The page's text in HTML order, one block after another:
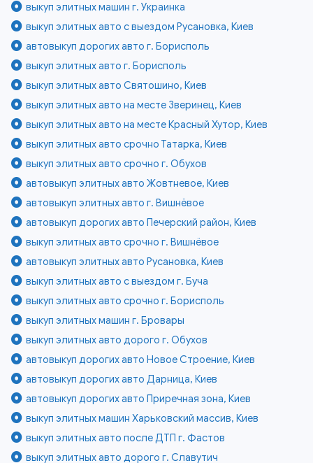
выкуп элитных машин г. Украинка
выкуп элитных авто с выездом Русановка, Киев
автовыкуп дорогих авто г. Борисполь
выкуп элитных авто г. Борисполь
выкуп элитных авто Святошино, Киев
выкуп элитных авто на месте Зверинец, Киев
выкуп элитных авто на месте Красный Хутор, Киев
выкуп элитных авто срочно Татарка, Киев
выкуп элитных авто срочно г. Обухов
автовыкуп элитных авто Жовтневое, Киев
автовыкуп элитных авто г. Вишнёвое
автовыкуп дорогих авто Печерский район, Киев
выкуп элитных авто срочно г. Вишнёвое
автовыкуп элитных авто Русановка, Киев
выкуп элитных авто с выездом г. Буча
выкуп элитных авто срочно г. Борисполь
выкуп элитных машин г. Бровары
выкуп элитных авто дорого г. Обухов
автовыкуп дорогих авто Новое Строение, Киев
автовыкуп дорогих авто Дарница, Киев
автовыкуп дорогих авто Приречная зона, Киев
выкуп элитных машин Харьковский массив, Киев
выкуп элитных авто после ДТП г. Фастов
выкуп элитных авто дорого г. Славутич